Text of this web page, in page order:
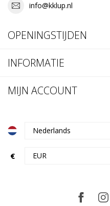
info@kklup.nl
OPENINGSTIJDEN
INFORMATIE
MIJN ACCOUNT
€